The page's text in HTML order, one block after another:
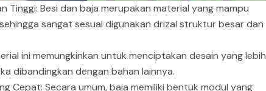
Tinggi: Besi dan baja merupakan material yang mampu
sangat sesuai digunakan drizal struktur besar dan
ini memungkinkan untuk menciptakan desain yang lebih
dibandingkan dengan bahan lainnya.
Cepat: Secara umum, baja memiliki bentuk modul yang